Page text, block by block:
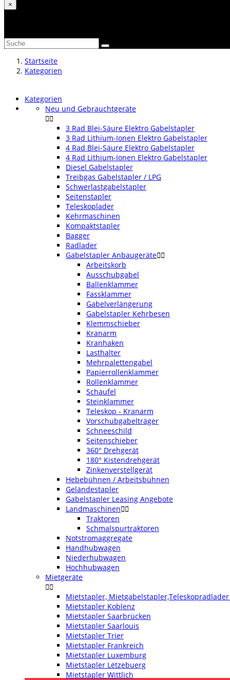
×
Startseite
Kategorien
Kategorien
Neu und Gebrauchtgeräte

3 Rad Blei-Säure Elektro Gabelstapler
3 Rad Lithium-Ionen Elektro Gabelstapler
4 Rad Blei-Säure Elektro Gabelstapler
4 Rad Lithium-Ionen Elektro Gabelstapler
Diesel Gabelstapler
Treibgas Gabelstapler / LPG
Schwerlastgabelstapler
Seitenstapler
Teleskoplader
Kehrmaschinen
Kompaktstapler
Bagger
Radlader
Gabelstapler Anbaugeräte
Arbeitskorb
Ausschubgabel
Ballenklammer
Fassklammer
Gabelverlängerung
Gabelstapler Kehrbesen
Klemmschieber
Kranarm
Kranhaken
Lasthalter
Mehrpalettengabel
Papierrollenklammer
Rollenklammer
Schaufel
Steinklammer
Teleskop - Kranarm
Vorschubgabelträger
Schneeschild
Seitenschieber
360° Drehgerät
180° Kistendrehgerät
Zinkenverstellgerät
Hebebühnen / Arbeitsbühnen
Geländestapler
Gabelstapler Leasing Angebote
Landmaschinen
Traktoren
Schmalspurtraktoren
Notstromaggregate
Handhubwagen
Niederhubwagen
Hochhubwagen
Mietgeräte

Mietstapler,
Mietstapler Koblenz
Mietstapler Saarbrücken
Mietstapler Saarlouis
Mietstapler Trier
Mietstapler Frankreich
Mietstapler Luxemburg
Mietstapler Lëtzebuerg
Mietstapler Wittlich